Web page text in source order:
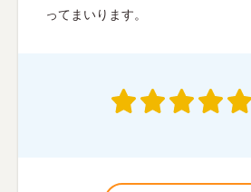
ってまいります。